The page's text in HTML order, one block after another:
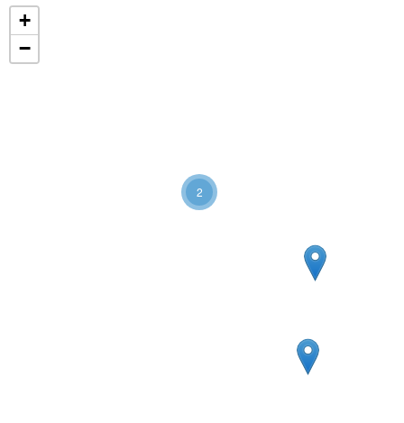
2
+
−